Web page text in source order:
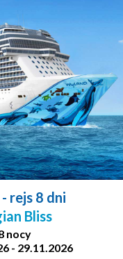
- rejs 8 dni
Bliss
nocy
- 29.11.2026